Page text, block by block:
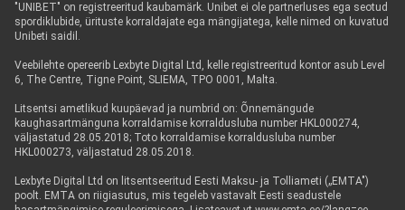
"UNIBET" on registreeritud kaubamärk. Unibet ei ole partnerluses ega seotud
spordiklubide, ürituste korraldajate ega mängijatega, kelle nimed on kuvatud
Unibeti saidil.
Veebilehte opereerib Lexbyte Digital Ltd, kelle registreeritud kontor asub Level
6, The Centre, Tigne Point, SLIEMA, TPO 0001, Malta.
Litsentsi ametlikud kuupäevad ja numbrid on: Õnnemängude
kaughasartmänguna korraldamise korraldusluba number HKL000274,
väljastatud 28.05.2018; Toto korraldamise korraldusluba number
HKL000273, väljastatud 28.05.2018.
Lexbyte Digital Ltd on litsentseeritud Eesti Maksu- ja Tolliameti („EMTA")
poolt. EMTA on riigiasutus, mis tegeleb vastavalt Eesti seadustele